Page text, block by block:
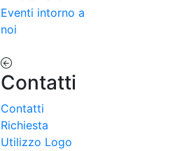
Eventi intorno a
noi
Contatti
Contatti
Richiesta
Utilizzo Logo